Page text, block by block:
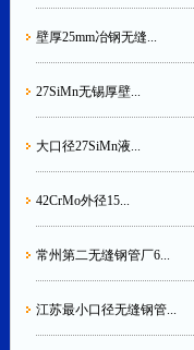
壁厚25mm冶钢无缝...
27SiMn无锡厚壁...
大口径27SiMn液...
42CrMo外径15...
常州第二无缝钢管厂6...
江苏最小口径无缝钢管...